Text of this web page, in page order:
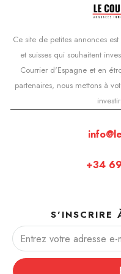
Ce site de petites annonces
et suisses qui souhaitent
Courrier d'Espagne et en
partenaires, nous mettons à
+34
S'INSCRIRE